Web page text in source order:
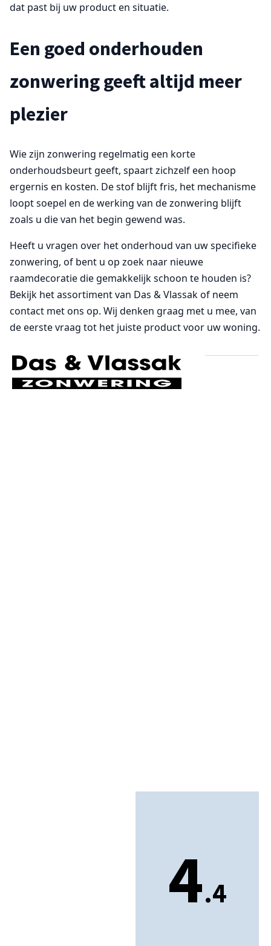
dat past bij uw product en situatie.
Een goed onderhouden
zonwering geeft altijd meer
plezier
Wie zijn zonwering regelmatig een korte
onderhoudsbeurt geeft, spaart zichzelf een hoop
ergernis en kosten. De stof blijft fris, het mechanisme
loopt soepel en de werking van de zonwering blijft
zoals u die van het begin gewend was.
Heeft u vragen over het onderhoud van uw specifieke
zonwering, of bent u op zoek naar nieuwe
raamdecoratie die gemakkelijk schoon te houden is?
Bekijk het assortiment van Das & Vlassak of neem
contact met ons op. Wij denken graag met u mee, van
de eerste vraag tot het juiste product voor uw woning.
4.4